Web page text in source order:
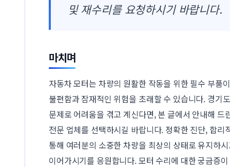
및 재수리를 요청하시기 바랍니다.
마치며
자동차 모터는 차량의 원활한 작동을 위한 필수 부품
불편함과 잠재적인 위험을 초래할 수 있습니다. 경기
문제로 어려움을 겪고 계신다면, 본 글에서 안내해 드
전문 업체를 선택하시길 바랍니다. 정확한 진단, 합리
통해 여러분의 소중한 차량을 최상의 상태로 유지하
이어가시기를 응원합니다. 모터 수리에 대한 궁금증